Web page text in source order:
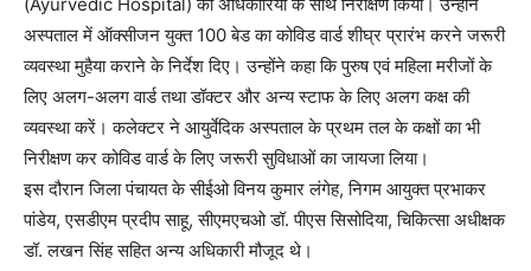
अस्पताल में ऑक्सीजन युक्त 100 बेड का कोविड वार्ड शीघ्र प्रारंभ करने जरूरी
व्यवस्था मुहैया कराने के निर्देश दिए। उन्होंने कहा कि पुरुष एवं महिला मरीजों के
लिए अलग-अलग वार्ड तथा डॉक्टर और अन्य स्टाफ के लिए अलग कक्ष की
व्यवस्था करें। कलेक्टर ने आयुर्वेदिक अस्पताल के प्रथम तल के कक्षों का भी
निरीक्षण कर कोविड वार्ड के लिए जरूरी सुविधाओं का जायजा लिया।
इस दौरान जिला पंचायत के सीईओ विनय कुमार लंगेह, निगम आयुक्त प्रभाकर
पांडेय, एसडीएम प्रदीप साहू, सीएमएचओ डॉ. पीएस सिसोदिया, चिकित्सा अधीक्षक
डॉ. लखन सिंह सहित अन्य अधिकारी मौजूद थे।